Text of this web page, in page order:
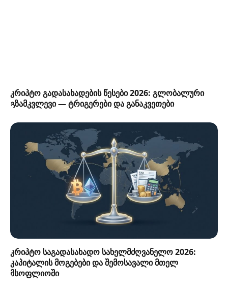
კრიპტო გადასახადების წესები 2026: გლობალური
გზამკვლევი — ტრიგერები და განაკვეთები
კრიპტო საგადასახადო სახელმძღვანელო 2026:
კაპიტალის მოგებები და შემოსავალი მთელ
მსოფლიოში